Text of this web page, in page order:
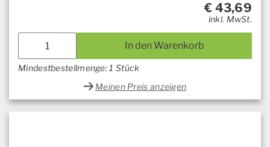
€ 43,69
inkl. MwSt.
In den Warenkorb
Mindestbestellmenge: 1 Stück
Meinen Preis anzeigen